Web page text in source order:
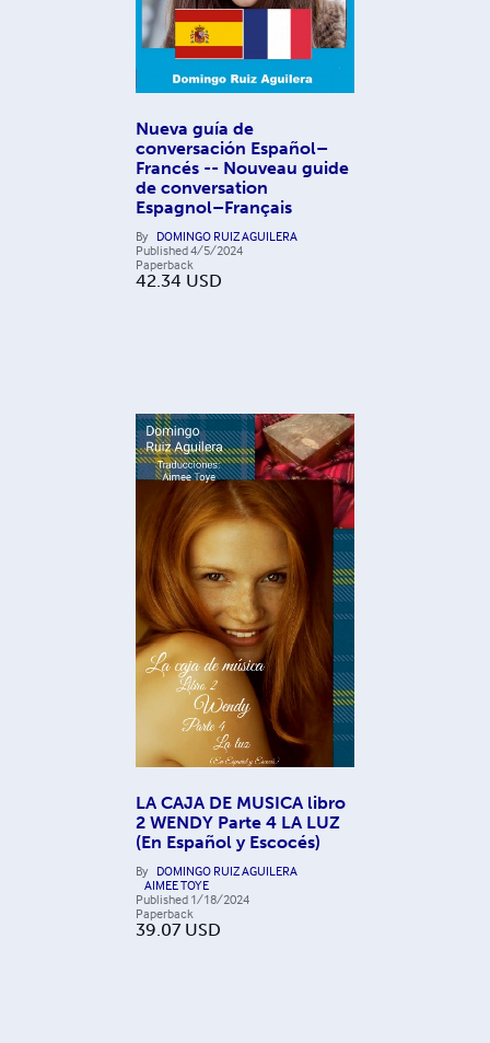
Nueva guía de
conversación Español–
Francés -- Nouveau guide
de conversation
Espagnol–Français
By DOMINGO RUIZ AGUILERA
Published4/5/2024
Paperback
42.34 USD
LA CAJA DE MUSICA libro
2 WENDY Parte 4 LA LUZ
(En Español y Escocés)
By DOMINGO RUIZ AGUILERA
AIMEE TOYE
Published 1/18/2024
Paperback
39.07 USD